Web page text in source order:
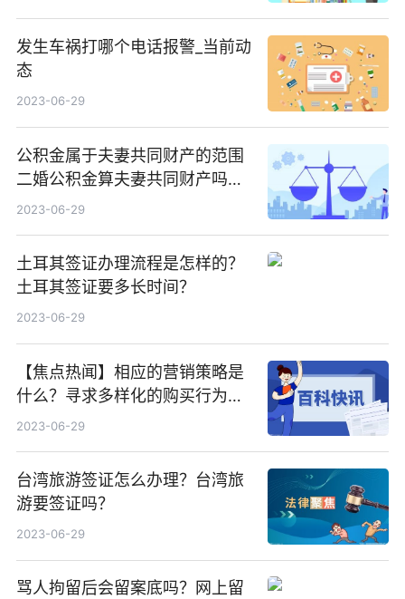
发生车祸打哪个电话报警_当前动
态
2023-06-29
公积金属于夫妻共同财产的范围
二婚公积金算夫妻共同财产吗？
热资讯
2023-06-29
土耳其签证办理流程是怎样的？
土耳其签证要多长时间？
2023-06-29
【焦点热闻】相应的营销策略是
什么？寻求多样化的购买行为是
什么？
2023-06-29
台湾旅游签证怎么办理？台湾旅
游要签证吗？
2023-06-29
骂人拘留后会留案底吗？网上留